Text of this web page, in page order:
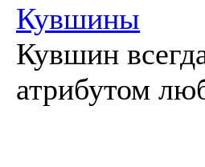
Кувшины
Кувшин
атрибутом